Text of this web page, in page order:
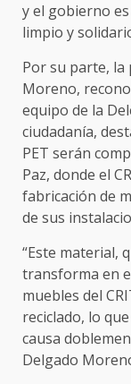
y el gobierno
limpio y
Por su parte, la
Moreno,
equipo de la
ciudadanía,
PET serán
Paz, donde el
fabricación de
de sus
“Este material,
transforma en
muebles del
reciclado, lo
causa
Delgado